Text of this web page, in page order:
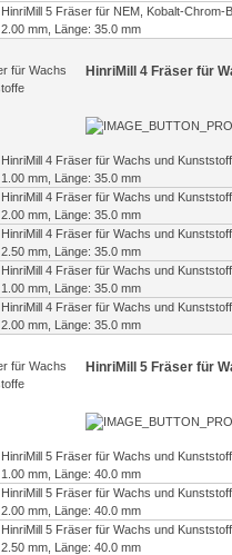
HinriMill 5 Fräser für NEM, Kobalt-
2.00 mm, Länge: 35.0 mm
HinriMill 4 Fräser für
HinriMill 4 Fräser für Wachs und
1.00 mm, Länge: 35.0 mm
HinriMill 4 Fräser für Wachs und
2.00 mm, Länge: 35.0 mm
HinriMill 4 Fräser für Wachs und
2.50 mm, Länge: 35.0 mm
HinriMill 4 Fräser für Wachs und
1.00 mm, Länge: 35.0 mm
HinriMill 4 Fräser für Wachs und
2.00 mm, Länge: 35.0 mm
HinriMill 5 Fräser für
HinriMill 5 Fräser für Wachs und
1.00 mm, Länge: 40.0 mm
HinriMill 5 Fräser für Wachs und
2.00 mm, Länge: 40.0 mm
HinriMill 5 Fräser für Wachs und
2.50 mm, Länge: 40.0 mm